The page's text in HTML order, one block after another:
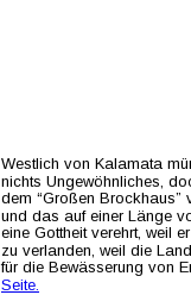
Westlich von Kalamata
nichts Ungewöhnliches,
dem “Großen
und das auf einer Länge
eine Gottheit verehrt, weil
zu verlanden, weil die
für die Bewässerung von
Seite.